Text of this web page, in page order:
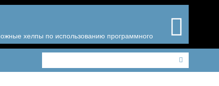
хелпы по использованию программного